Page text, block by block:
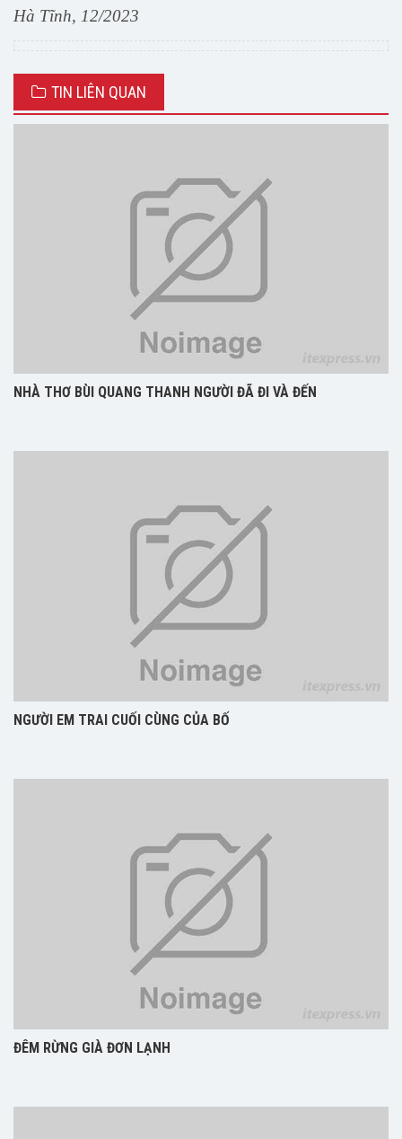
Hà Tĩnh, 12/2023
TIN LIÊN QUAN
NHÀ THƠ BÙI QUANG THANH NGƯỜI ĐÃ ĐI VÀ ĐẾN
NGƯỜI EM TRAI CUỐI CÙNG CỦA BỐ
ĐÊM RỪNG GIÀ ĐƠN LẠNH